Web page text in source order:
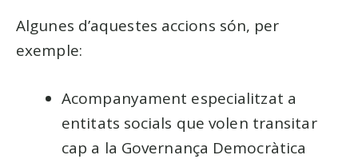
Algunes d’aquestes accions són, per
exemple:
Acompanyament especialitzat a
entitats socials que volen transitar
cap a la Governança Democràtica